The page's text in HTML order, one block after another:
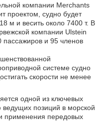
компании Merchants
проектом, судно будет
м и весить около 7400 т. В
компании Ulstein
пассажиров и 95 членов
системе судно
скорости не менее
одной из ключевых
позиций в морской
применения передовых